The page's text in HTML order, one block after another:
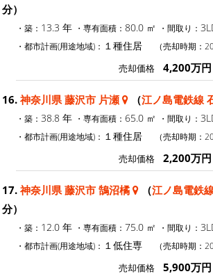
分）
・築： 13.3 年 ・専有面積： 80.0 ㎡ ・間取り：
・都市計画(用途地域)： １種住居 （売却時期：
売却価格 4,200万円
16. 神奈川県 藤沢市 片瀬 （江ノ島電鉄線
・築： 38.8 年 ・専有面積： 65.0 ㎡ ・間取り：
・都市計画(用途地域)： １種住居 （売却時期：
売却価格 2,200万円
17. 神奈川県 藤沢市 鵠沼橘 （江ノ島電鉄
分）
・築： 12.0 年 ・専有面積： 75.0 ㎡ ・間取り：
・都市計画(用途地域)： １低住専 （売却時期：
売却価格 5,900万円